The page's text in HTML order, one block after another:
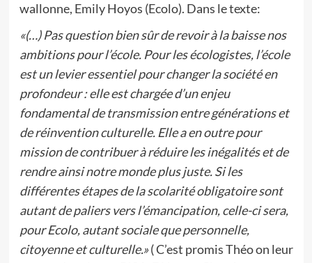
wallonne, Emily Hoyos (Ecolo). Dans le texte:
«(…) Pas question bien sûr de revoir à la baisse nos
ambitions pour l’école. Pour les écologistes, l’école
est un levier essentiel pour changer la société en
profondeur : elle est chargée d’un enjeu
fondamental de transmission entre générations et
de réinvention culturelle. Elle a en outre pour
mission de contribuer à réduire les inégalités et de
rendre ainsi notre monde plus juste. Si les
différentes étapes de la scolarité obligatoire sont
autant de paliers vers l’émancipation, celle-ci sera,
pour Ecolo, autant sociale que personnelle,
citoyenne et culturelle.»( C’est promis Théo on leur